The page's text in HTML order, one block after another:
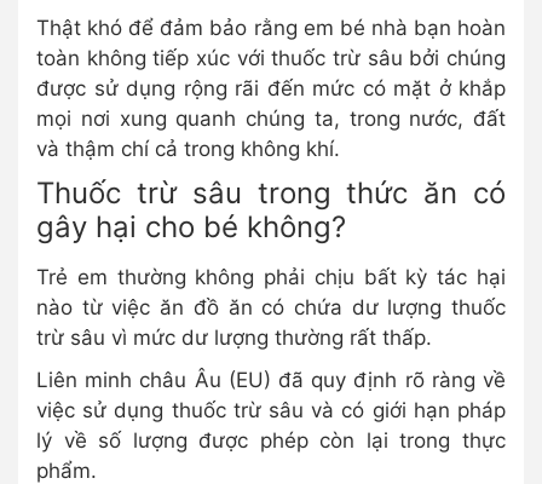
Thật khó để đảm bảo rằng em bé nhà bạn hoàn
toàn không tiếp xúc với thuốc trừ sâu bởi chúng
được sử dụng rộng rãi đến mức có mặt ở khắp
mọi nơi xung quanh chúng ta, trong nước, đất
và thậm chí cả trong không khí.
Thuốc trừ sâu trong thức ăn có
gây hại cho bé không?
Trẻ em thường không phải chịu bất kỳ tác hại
nào từ việc ăn đồ ăn có chứa dư lượng thuốc
trừ sâu vì mức dư lượng thường rất thấp.
Liên minh châu Âu (EU) đã quy định rõ ràng về
việc sử dụng thuốc trừ sâu và có giới hạn pháp
lý về số lượng được phép còn lại trong thực
phẩm.